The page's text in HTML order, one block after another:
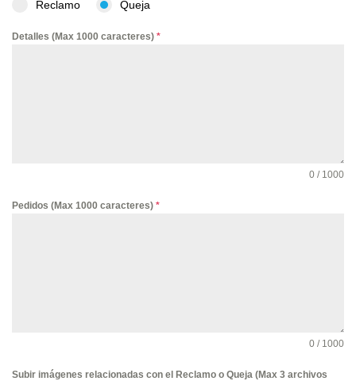
Reclamo Queja
Detalles (Max 1000 caracteres) *
0 / 1000
Pedidos (Max 1000 caracteres) *
0 / 1000
Subir imágenes relacionadas con el Reclamo o Queja (Max 3 archivos